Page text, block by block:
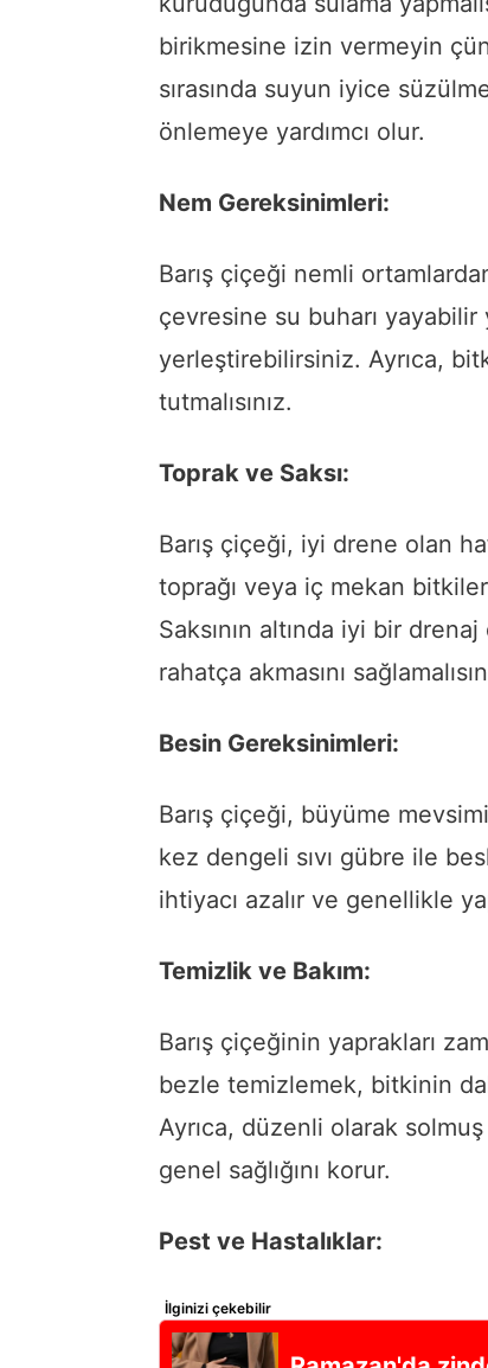
birikmesine izin vermeyin
sırasında suyun iyice
önlemeye yardımcı olur.
Nem Gereksinimleri:
Barış çiçeği nemli
çevresine su buharı
yerleştirebilirsiniz. Ayrıca,
tutmalısınız.
Toprak ve Saksı:
Barış çiçeği, iyi drene olan
toprağı veya iç mekan
Saksının altında iyi bir
rahatça akmasını
Besin Gereksinimleri:
Barış çiçeği, büyüme
kez dengeli sıvı gübre ile
ihtiyacı azalır ve genellikle
Temizlik ve Bakım:
Barış çiçeğinin yaprakları
bezle temizlemek, bitkinin
Ayrıca, düzenli olarak
genel sağlığını korur.
Pest ve Hastalıklar:
İlginizi çekebilir